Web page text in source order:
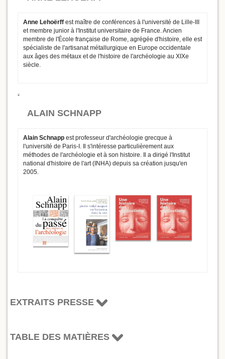
Anne Lehoërff est maître de conférences à l'université de Lille-III
et membre junior à l'Institut universitaire de France. Ancien
membre de l'École française de Rome, agrégée d'histoire, elle est
spécialiste de l'artisanat métallurgique en Europe occidentale
aux âges des métaux et de l'histoire de l'archéologie au XIXe
siècle.
ALAIN SCHNAPP
Alain Schnapp est professeur d'archéologie grecque à
l'université de Paris-I. Il s'intéresse particulièrement aux
méthodes de l'archéologie et à son histoire. Il a dirigé l'Institut
national d'histoire de l'art (INHA) depuis sa création jusqu'en
2005.
EXTRAITS PRESSE
TABLE DES MATIÈRES